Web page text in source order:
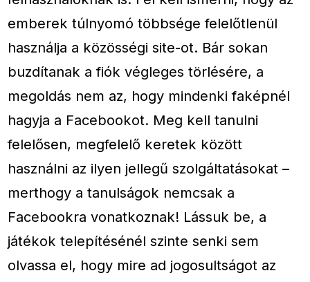
emberek túlnyomó többsége felelőtlenül
használja a közösségi site-ot. Bár sokan
buzdítanak a fiók végleges törlésére, a
megoldás nem az, hogy mindenki faképnél
hagyja a Facebookot. Meg kell tanulni
felelősen, megfelelő keretek között
használni az ilyen jellegű szolgáltatásokat –
merthogy a tanulságok nemcsak a
Facebookra vonatkoznak! Lássuk be, a
játékok telepítésénél szinte senki sem
olvassa el, hogy mire ad jogosultságot az